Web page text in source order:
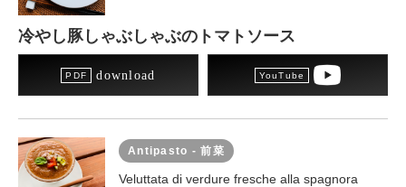
冷やし豚しゃぶしゃぶのトマトソース
download
Antipasto - 前菜
Veluttata di verdure fresche alla spagnora